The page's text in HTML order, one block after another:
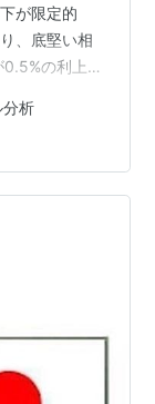
が限定的
、底堅い相
の利上げ
が優勢にな
会の動向と
かをユーロ
す。 ユーロ
指標 ユーロ
析